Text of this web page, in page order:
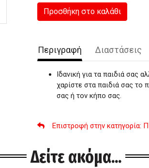
Προσθήκη στο καλάθι
Περιγραφή Διαστάσεις
Ιδανική για τα παιδιά σας
χαρίστε στα παιδιά σας το
σας ή τον κήπο σας.
Επιστροφή στην κατηγορία:
Δείτε ακόμα...